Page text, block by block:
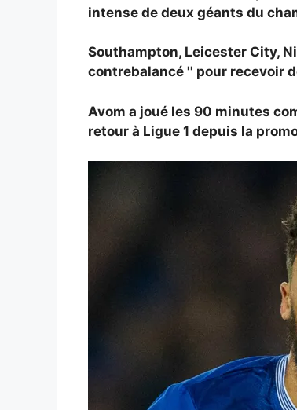
intense de deux géants du
Southampton, Leicester City,
contrebalancé '' pour recevoir
Avom a joué les 90 minutes
retour à Ligue 1 depuis la